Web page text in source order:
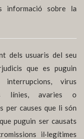
informació sobre la
dels usuaris del seu
que es puguin
interrupcions, virus
línies, avaries o
per causes que li són
puguin ser causats
il·legítimes